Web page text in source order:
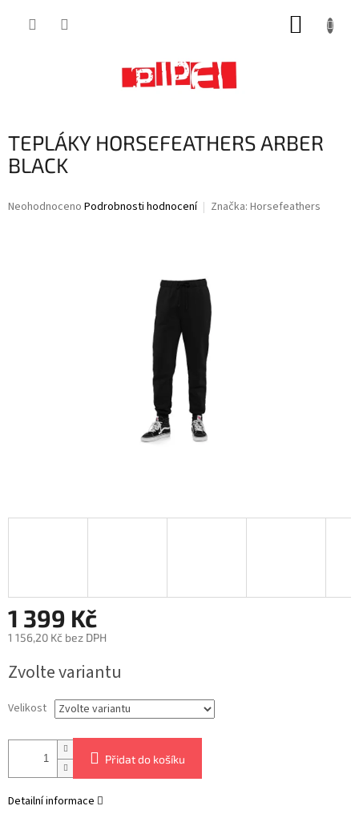
TEPLÁKY HORSEFEATHERS ARBER
BLACK
Průměrné
Neohodnoceno Podrobnosti hodnocení Značka: Horsefeathers
1 399 Kč
1 156,20 Kč bez DPH
cena:
Zvolte variantu
Velikost
Přidat do košíku
Detailní informace